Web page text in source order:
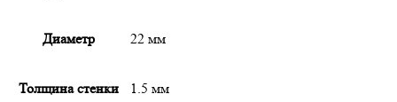
Диаметр 22 мм
Толщина стенки 1.5 мм